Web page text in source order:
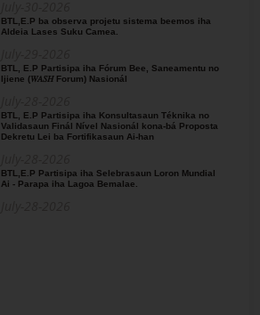
BTL,E.P ba observa projetu sistema beemos iha
Aldeia Lases Suku Camea.
BTL, E.P Partisipa iha Fórum Bee, Saneamentu no
Ijiene (𝑊𝐴𝑆𝐻 Forum) Nasionál
BTL, E.P Partisipa iha Konsultasaun Téknika no
Validasaun Finál Nível Nasionál kona-bá Proposta
Dekretu Lei ba Fortifikasaun Ai-han
BTL,E.P Partisipa iha Selebrasaun Loron Mundial
Ai - Parapa iha Lagoa Bemalae.